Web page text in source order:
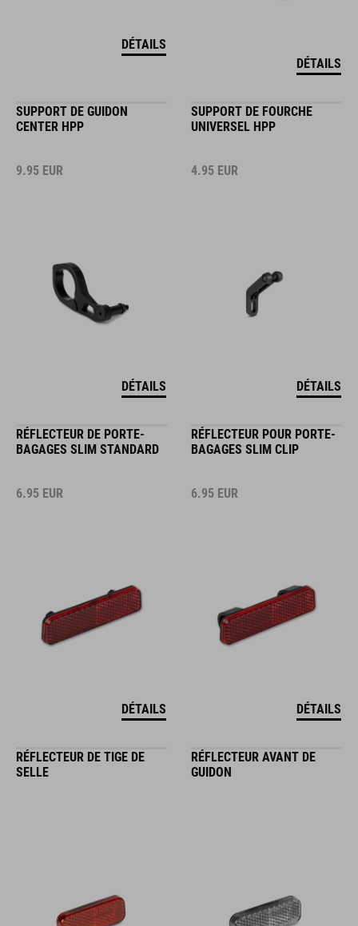
DÉTAILS
DÉTAILS
SUPPORT DE GUIDON
CENTER HPP
9.95 EUR
DÉTAILS
SUPPORT DE FOURCHE
UNIVERSEL HPP
4.95 EUR
DÉTAILS
RÉFLECTEUR DE PORTE-
BAGAGES SLIM STANDARD
6.95 EUR
DÉTAILS
RÉFLECTEUR POUR PORTE-
BAGAGES SLIM CLIP
6.95 EUR
DÉTAILS
RÉFLECTEUR DE TIGE DE
SELLE
RÉFLECTEUR AVANT DE
GUIDON